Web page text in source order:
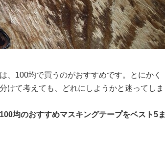
、100均で買うのがおすすめです。とにかく
けて考えても、どれにしようかと迷ってしま
均のおすすめマスキングテープをベスト5ま